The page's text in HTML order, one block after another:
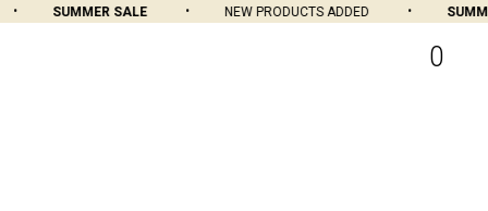
SUMMER SALE NEW PRODUCTS ADDED
0